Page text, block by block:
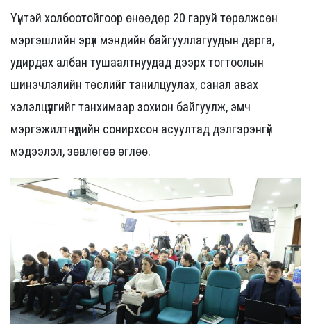
Үүнтэй холбоотойгоор өнөөдөр 20 гаруй төрөлжсөн
мэргэшлийн эрүүл мэндийн байгууллагуудын дарга,
удирдах албан тушаалтнуудад дээрх тогтоолын
шинэчлэлийн төслийг танилцуулах, санал авах
хэлэлцүүлгийг танхимаар зохион байгуулж, эмч
мэргэжилтнүүдийн сонирхсон асуултад дэлгэрэнгүй
мэдээлэл, зөвлөгөө өглөө.